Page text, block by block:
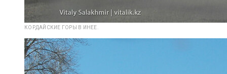
КОРДАЙСКИЕ ГОРЫ В ИНЕЕ.